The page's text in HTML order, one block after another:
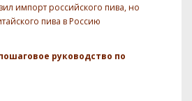
импорт российского пива, но
пива в Россию
руководство по